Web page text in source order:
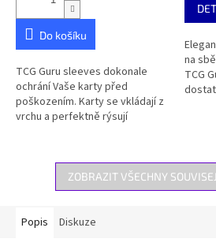
z
hvězdiček.
Do košíku
TCG Guru sleeves dokonale
ochrání Vaše karty před
poškozením. Karty se vkládají z
vrchu a perfektně rýsují
na
TCG
ZOBRAZIT VŠECHNY
Popis Diskuze